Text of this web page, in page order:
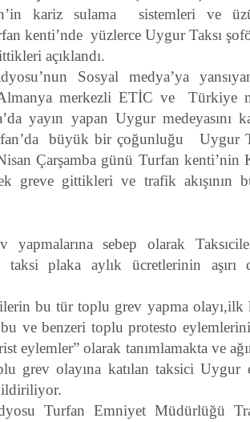
kariz sulama sistemleri ve
kenti’nde yüzlerce Uygur Taksı
açıklandı.
Sosyal medya’ya
merkezli ETİC ve Türkiye
yayın yapan Uygur medeyasını
büyük bir çoğunluğu Uygur
Çarşamba günü Turfan kenti’nin
greve gittikleri ve trafik akışının
yapmalarına sebep olarak
taksi plaka aylık ücretlerinin aşırı
bu tür toplu grev yapma
ve benzeri toplu protesto
eylemler” olarak tanımlamakta ve
grev olayına katılan taksici Uygur
Turfan Emniyet Müdürlüğü